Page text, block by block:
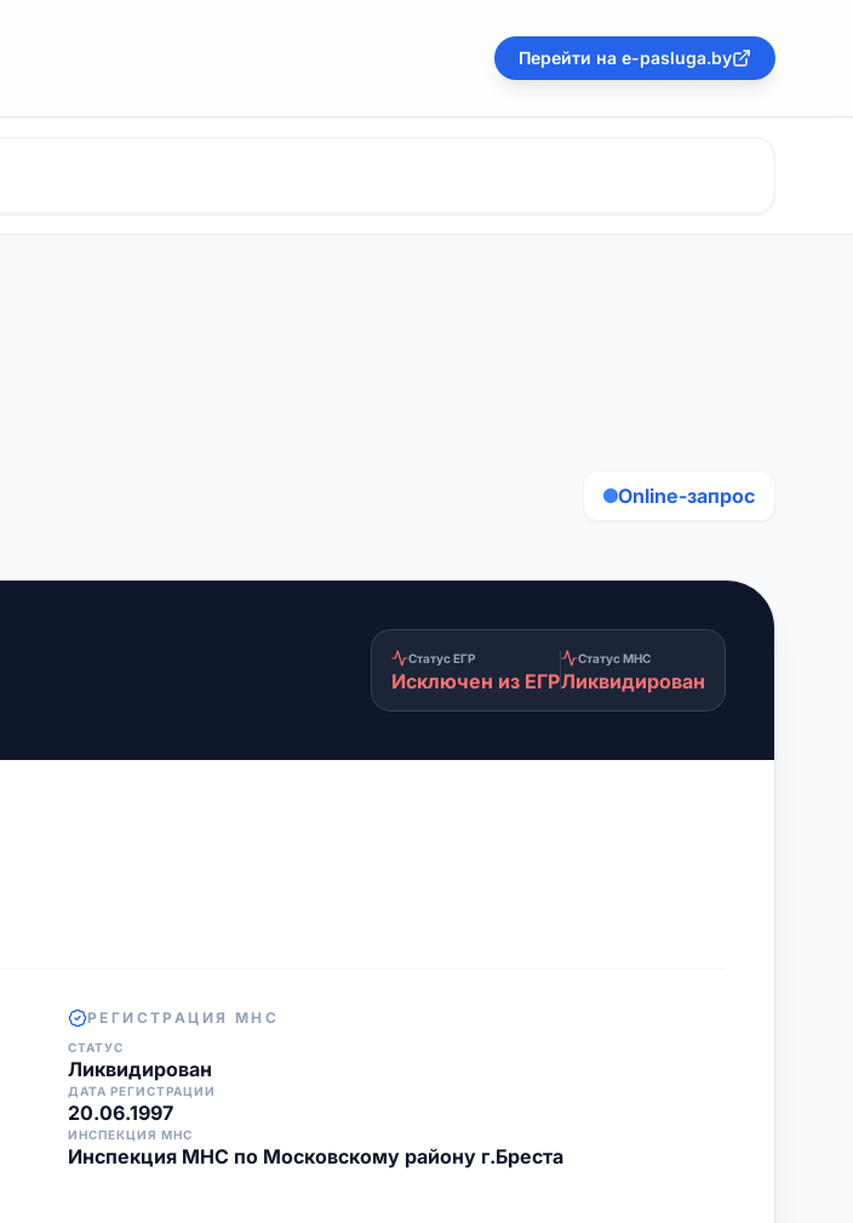
Перейти на e-pasluga.by
Online-запрос
Статус ЕГР
Исключен из ЕГР
Статус МНС
Ликвидирован
РЕГИСТРАЦИЯ МНС
СТАТУС
Ликвидирован
ДАТА РЕГИСТРАЦИИ
20.06.1997
ИНСПЕКЦИЯ МНС
Инспекция МНС по Московскому району г.Бреста